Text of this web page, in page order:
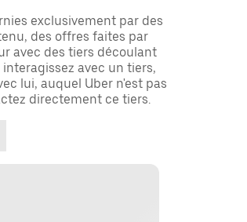
exclusivement par des
des offres faites par
avec des tiers découlant
avec un tiers,
lui, auquel Uber n'est pas
directement ce tiers.